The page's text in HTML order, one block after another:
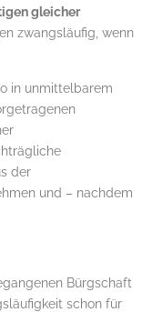
gleicher
zwangsläufig, wenn
in unmittelbarem
der
und – nachdem
Bürgschaft
schon für